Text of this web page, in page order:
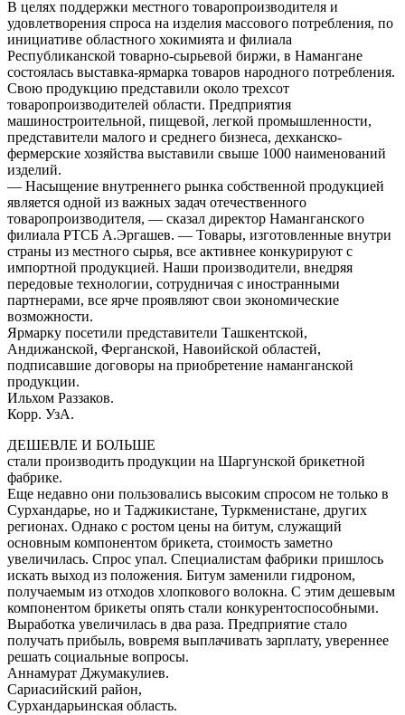
В целях поддержки местного товаропроизводителя и
удовлетворения спроса на изделия массового потребления, по
инициативе областного хокимията и филиала
Республиканской товарно-сырьевой биржи, в Намангане
состоялась выставка-ярмарка товаров народного потребления.
Свою продукцию представили около трехсот
товаропроизводителей области. Предприятия
машиностроительной, пищевой, легкой промышленности,
представители малого и среднего бизнеса, дехканско-
фермерские хозяйства выставили свыше 1000 наименований
изделий.
— Насыщение внутреннего рынка собственной продукцией
является одной из важных задач отечественного
товаропроизводителя, — сказал директор Наманганского
филиала РТСБ А.Эргашев. — Товары, изготовленные внутри
страны из местного сырья, все активнее конкурируют с
импортной продукцией. Наши производители, внедряя
передовые технологии, сотрудничая с иностранными
партнерами, все ярче проявляют свои экономические
возможности.
Ярмарку посетили представители Ташкентской,
Андижанской, Ферганской, Навоийской областей,
подписавшие договоры на приобретение наманганской
продукции.
Ильхом Раззаков.
Корр. УзА.
ДЕШЕВЛЕ И БОЛЬШЕ
стали производить продукции на Шаргунской брикетной
фабрике.
Еще недавно они пользовались высоким спросом не только в
Сурхандарье, но и Таджикистане, Туркменистане, других
регионах. Однако с ростом цены на битум, служащий
основным компонентом брикета, стоимость заметно
увеличилась. Спрос упал. Специалистам фабрики пришлось
искать выход из положения. Битум заменили гидроном,
получаемым из отходов хлопкового волокна. С этим дешевым
компонентом брикеты опять стали конкурентоспособными.
Выработка увеличилась в два раза. Предприятие стало
получать прибыль, вовремя выплачивать зарплату, увереннее
решать социальные вопросы.
Аннамурат Джумакулиев.
Сариасийский район,
Сурхандарьинская область.